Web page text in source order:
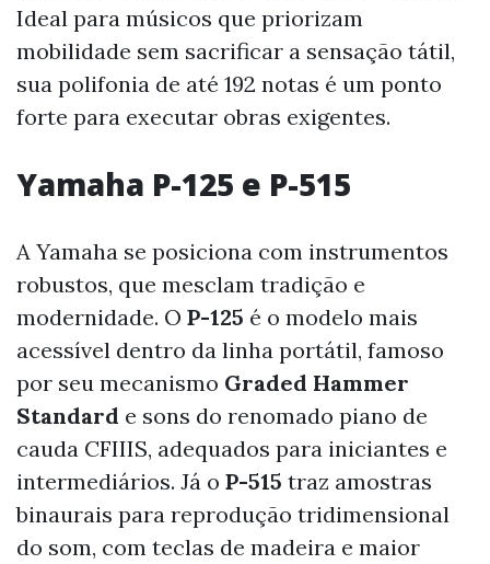
Ideal para músicos que priorizam
mobilidade sem sacrificar a sensação tátil,
sua polifonia de até 192 notas é um ponto
forte para executar obras exigentes.
Yamaha P-125 e P-515
A Yamaha se posiciona com instrumentos
robustos, que mesclam tradição e
modernidade. O P-125 é o modelo mais
acessível dentro da linha portátil, famoso
por seu mecanismo Graded Hammer
Standard e sons do renomado piano de
cauda CFIIIS, adequados para iniciantes e
intermediários. Já o P-515 traz amostras
binaurais para reprodução tridimensional
do som, com teclas de madeira e maior